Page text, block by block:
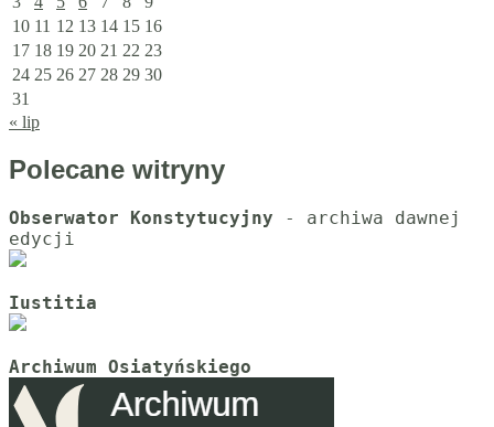
10 11 12 13 14 15 16
17 18 19 20 21 22 23
24 25 26 27 28 29 30
31
« lip
Polecane witryny
Obserwator Konstytucyjny - archiwa dawnej
Iustitia
Archiwum Osiatyńskiego